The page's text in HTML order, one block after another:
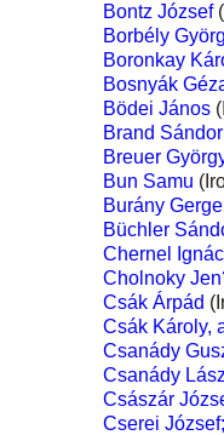
Bontz József
Borbély
Boronkay
Bosnyák
Bödei János
Brand Sándor
Breuer
Bun Samu
Burány
Büchler
Chernel
Cholnoky
Csák Árpád
Csák Károly,
Csanády
Csanády
Császár
Cserei